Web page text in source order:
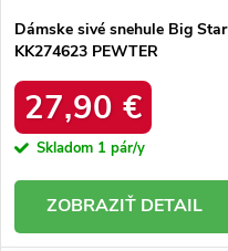
Dámske sivé snehule Big Star
KK274623 PEWTER
27,90 €
Skladom 1 pár/y
DETAIL